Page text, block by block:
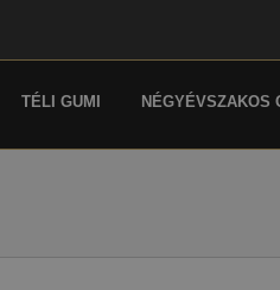
TÉLI GUMI NÉGYÉVSZAKOS